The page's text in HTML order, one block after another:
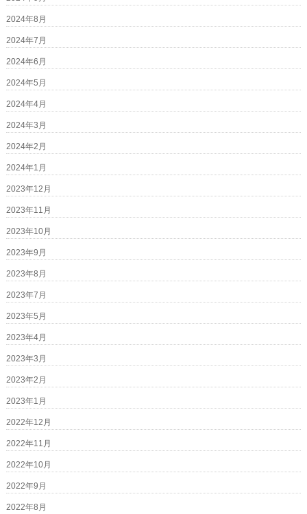
2024年8月
2024年7月
2024年6月
2024年5月
2024年4月
2024年3月
2024年2月
2024年1月
2023年12月
2023年11月
2023年10月
2023年9月
2023年8月
2023年7月
2023年5月
2023年4月
2023年3月
2023年2月
2023年1月
2022年12月
2022年11月
2022年10月
2022年9月
2022年8月